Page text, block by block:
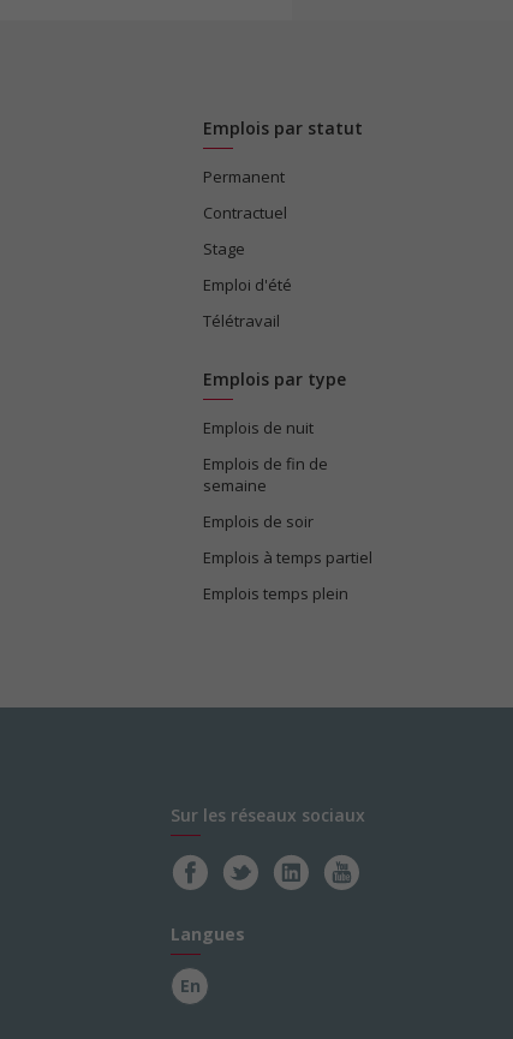
Emplois par statut
Permanent
Contractuel
Stage
Emploi d'été
Télétravail
Emplois par type
Emplois de nuit
Emplois de fin de
semaine
Emplois de soir
Emplois à temps partiel
Emplois temps plein
Sur les réseaux sociaux
Langues
En